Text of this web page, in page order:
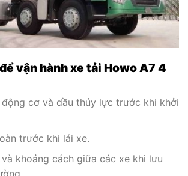
vận hành xe tải Howo A7 4
cơ và dầu thủy lực trước khi khởi
trước khi lái xe.
khoảng cách giữa các xe khi lưu